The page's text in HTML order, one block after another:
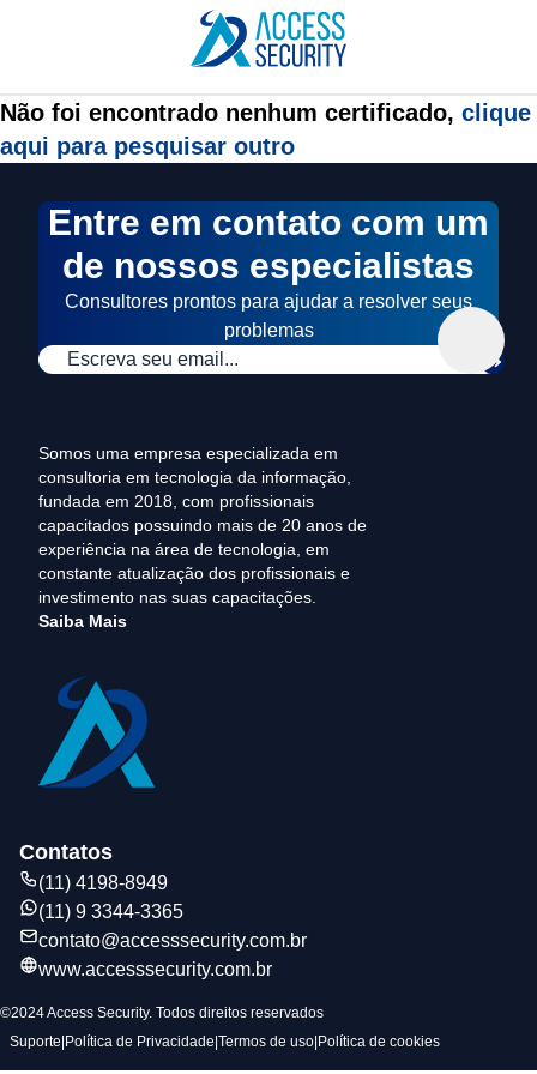
Não foi encontrado nenhum certificado, clique
aqui para pesquisar outro
Entre em contato com um
de nossos especialistas
Consultores prontos para ajudar a resolver seus
problemas
Somos uma empresa especializada em
consultoria em tecnologia da informação,
fundada em 2018, com profissionais
capacitados possuindo mais de 20 anos de
experiência na área de tecnologia, em
constante atualização dos profissionais e
investimento nas suas capacitações.
Saiba Mais
Contatos
(11) 4198-8949
(11) 9 3344-3365
contato@accesssecurity.com.br
www.accesssecurity.com.br
©2024 Access Security. Todos direitos reservados
Suporte Política de Privacidade Termos de uso Política de cookies